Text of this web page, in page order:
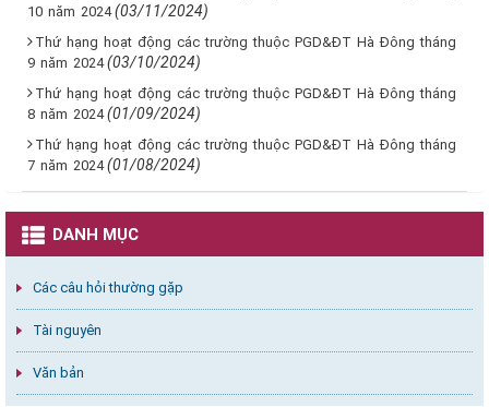
10 năm 2024 (03/11/2024)
Thứ hạng hoạt động các trường thuộc PGD&ĐT Hà Đông tháng
9 năm 2024 (03/10/2024)
Thứ hạng hoạt động các trường thuộc PGD&ĐT Hà Đông tháng
8 năm 2024 (01/09/2024)
Thứ hạng hoạt động các trường thuộc PGD&ĐT Hà Đông tháng
7 năm 2024 (01/08/2024)
DANH MỤC
Các câu hỏi thường gặp
Tài nguyên
Văn bản